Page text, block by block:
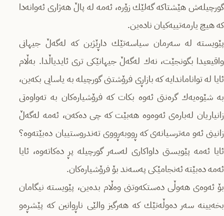
گورچیله‌ش هێشتاكه‌ گه‌لێك زۆره‌، ئه‌مه‌ له‌ پاڵ هه‌ژاری ئه‌وانه‌دا
كه‌ هیچ یارمه‌تییه‌كیان ناده‌ین.
پێویسته‌ له‌ سه‌رمان سیاسه‌تێك داڕێژین كه‌ له‌گه‌ڵ جیهانی
واقیعیدا بگونجێت، نه‌ك له‌گه‌ڵ جیهانێكی تری ئایدیاڵدا. به‌ڵام
ئایا له‌ تواناماندایه‌ كه‌ بازاڕی فرۆشتنی گورچیله‌ به‌ یاسایی بكه‌ین،
به‌ شێوه‌یه‌ك گره‌نتی ئه‌وه‌ بكات كه‌ فرۆشیاره‌كان به‌ ته‌واوه‌تی
زانیاریان له‌باره‌ی ئه‌وه‌وه‌ هه‌بێت كه‌ چی ده‌كه‌ن، ئه‌مه‌ له‌گه‌ڵ
زانینی ئه‌و مه‌ترسیانه‌ی كه‌ ڕووبه‌ڕووی ته‌ندروستییان ده‌بێته‌وه‌؟
ئایا ئه‌مه‌ پێویستی داواكاری له‌سه‌ر گورچیله‌ پڕ ده‌كاته‌وه‌، ئایا
ئه‌مه‌ ده‌بێته‌ ئه‌نجامێكی په‌سه‌ند بۆ فرۆشیاره‌كان.
بۆ ئه‌وه‌ی هه‌وڵی ده‌ستكه‌وتنی وه‌ڵام بده‌ین، پێویسته‌ نیگامان
بخه‌یینه‌ سه‌ر ده‌وڵه‌تێك كه‌ هه‌رگیز والێی ناڕوانین كه‌ پێشڕه‌و